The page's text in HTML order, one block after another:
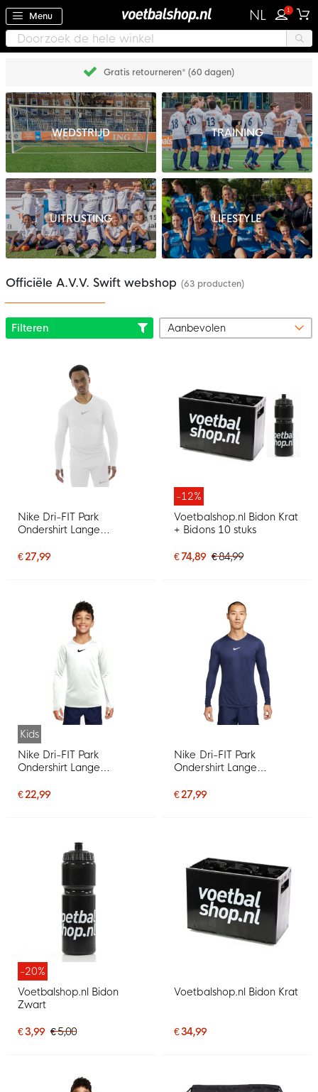
Menu NL 1
Gratis retourneren* (60 dagen)
WEDSTRIJD TRAINING
UITRUSTING LIFESTYLE
Officiële A.V.V. Swift webshop (63 producten)
Filteren
Nike Dri-FIT Park
Ondershirt Lange
€ 27,99
-12%
Voetbalshop.nl Bidon Krat
+ Bidons 10 stuks
€ 74,89 € 84,99
Kids
Nike Dri-FIT Park
Ondershirt Lange
€ 22,99
Nike Dri-FIT Park
Ondershirt Lange
Wit
€ 27,99
-20%
Voetbalshop.nl Bidon
Zwart
€ 3,99 € 5,00
Voetbalshop.nl Bidon Krat
€ 34,99